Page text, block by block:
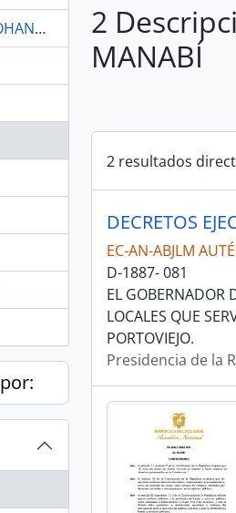
MALDONADO GUAILLAS JOHANA MARIBEL
2
MANABÍ
2 resultados
DECRETOS
EC-AN-ABJLM
D-1887- 081
EL GOBERNADOR
LOCALES QUE
PORTOVIEJO.
Presidencia de la